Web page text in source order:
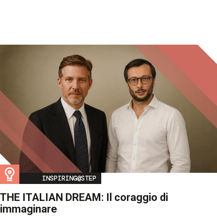
Image
INSPIRING@STEP
THE ITALIAN DREAM: Il coraggio di
immaginare